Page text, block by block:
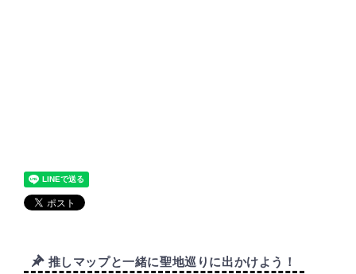
推しマップと一緒に聖地巡りに出かけよう！